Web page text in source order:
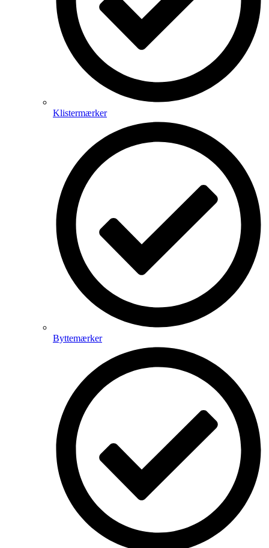
Klistermærker
Byttemærker